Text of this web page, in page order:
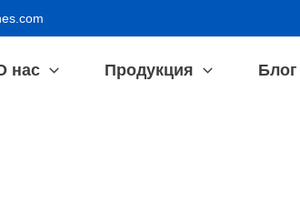
нас Продукция Блог